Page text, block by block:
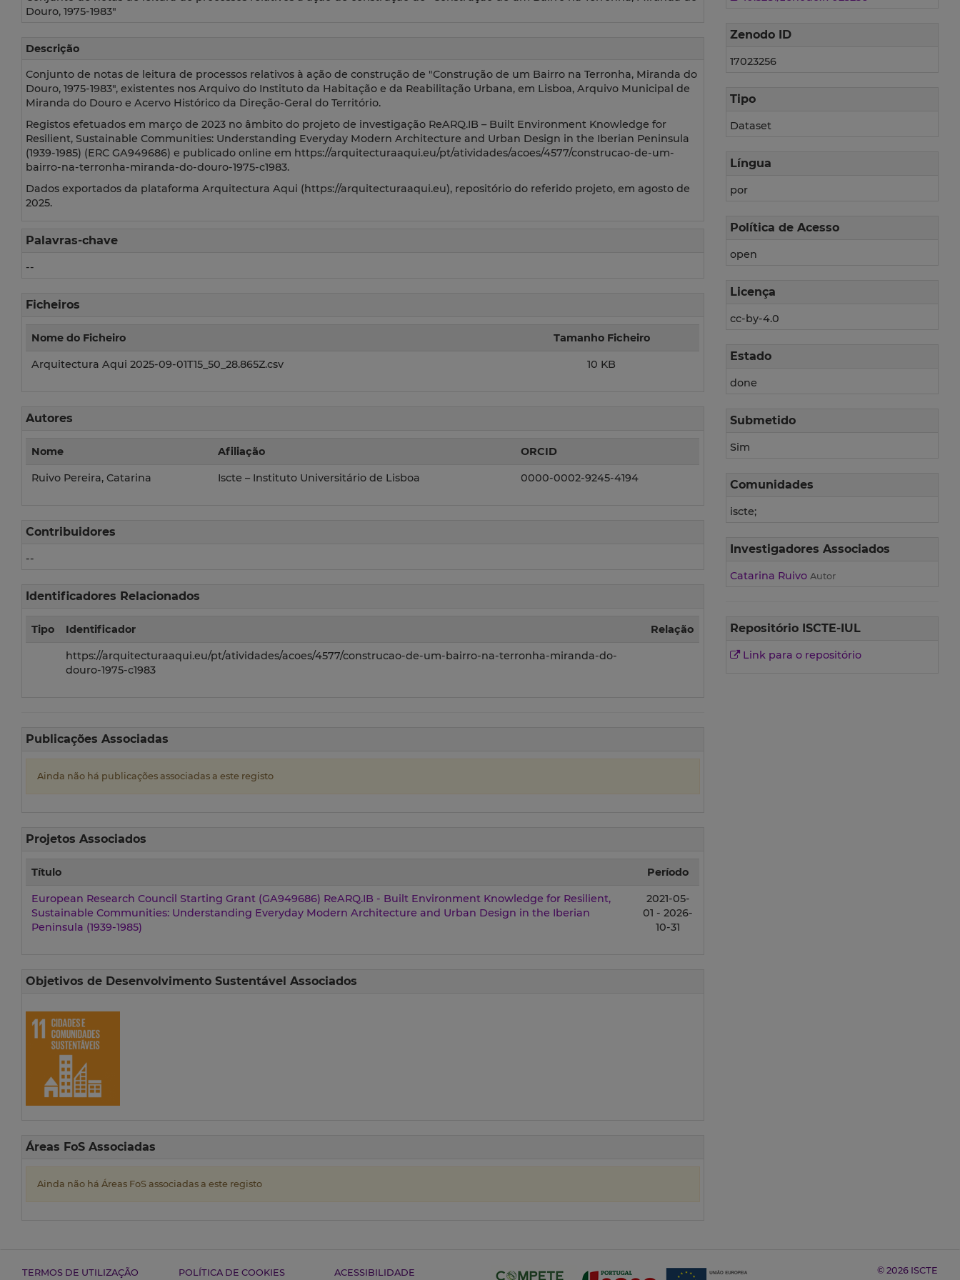
Douro, 1975-1983"
Descrição
Conjunto de notas de leitura de processos relativos à ação de construção de "Construção de um Bairro na Terronha, Miranda do
Douro, 1975-1983", existentes nos Arquivo do Instituto da Habitação e da Reabilitação Urbana, em Lisboa, Arquivo Municipal de
Miranda do Douro e Acervo Histórico da Direção-Geral do Território.
Registos efetuados em março de 2023 no âmbito do projeto de investigação ReARQ.IB – Built Environment Knowledge for
Resilient, Sustainable Communities: Understanding Everyday Modern Architecture and Urban Design in the Iberian Peninsula
(1939-1985) (ERC GA949686) e publicado online em https://arquitecturaaqui.eu/pt/atividades/acoes/4577/construcao-de-um-
bairro-na-terronha-miranda-do-douro-1975-c1983.
Dados exportados da plataforma Arquitectura Aqui (https://arquitecturaaqui.eu), repositório do referido projeto, em agosto de
2025.
Palavras-chave
--
Ficheiros
Nome do Ficheiro Tamanho Ficheiro
Arquitectura Aqui 2025-09-01T15_50_28.865Z.csv 10 KB
Autores
Nome Afiliação ORCID
Ruivo Pereira, Catarina Iscte – Instituto Universitário de Lisboa 0000-0002-9245-4194
Contribuidores
--
Identificadores Relacionados
Tipo Identificador Relação
https://arquitecturaaqui.eu/pt/atividades/acoes/4577/construcao-de-um-bairro-na-terronha-miranda-do-
douro-1975-c1983
Publicações Associadas
Ainda não há publicações associadas a este registo
Projetos Associados
Título Período
European Research Council Starting Grant (GA949686) ReARQ.IB - Built Environment Knowledge for Resilient,
Sustainable Communities: Understanding Everyday Modern Architecture and Urban Design in the Iberian
Peninsula (1939-1985)
2021-05-
01 - 2026-
10-31
Objetivos de Desenvolvimento Sustentável Associados
Áreas FoS Associadas
Ainda não há Áreas FoS associadas a este registo
Zenodo ID
17023256
Tipo
Dataset
Língua
por
Política de Acesso
open
Licença
cc-by-4.0
Estado
done
Submetido
Sim
Comunidades
iscte;
Investigadores Associados
Catarina Ruivo Autor
Repositório ISCTE-IUL
Link para o repositório
TERMOS DE UTILIZAÇÃO POLÍTICA DE COOKIES ACESSIBILIDADE © 2026 ISCTE